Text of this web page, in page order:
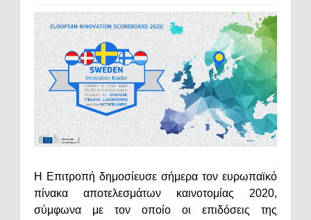
Η Επιτροπή δημοσίευσε σήμερα τον ευρωπαϊκό
πίνακα αποτελεσμάτων καινοτομίας 2020,
σύμφωνα με τον οποίο οι επιδόσεις της